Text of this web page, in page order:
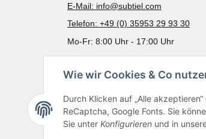
Wie wir Cookies & Co
Durch Klicken auf „Alle
ReCaptcha, Google Fonts. Sie
Sie unter Konfigurieren und in
E-Mail: info@subtiel.com
Telefon: +49 (0) 35953 29 93 30
Mo-Fr: 8:00 Uhr - 17:00 Uhr